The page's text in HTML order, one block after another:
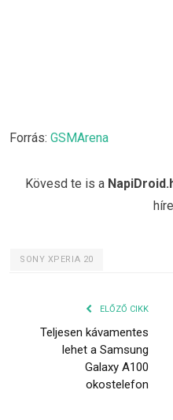
Forrás: GSMArena
Kövesd te is a
SONY XPERIA 20
ELŐZŐ CIKK
Teljesen kávamentes
lehet a Samsung
Galaxy A100
okostelefon